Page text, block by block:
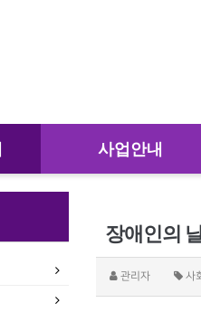
사업안내
장애인의
관리자 사